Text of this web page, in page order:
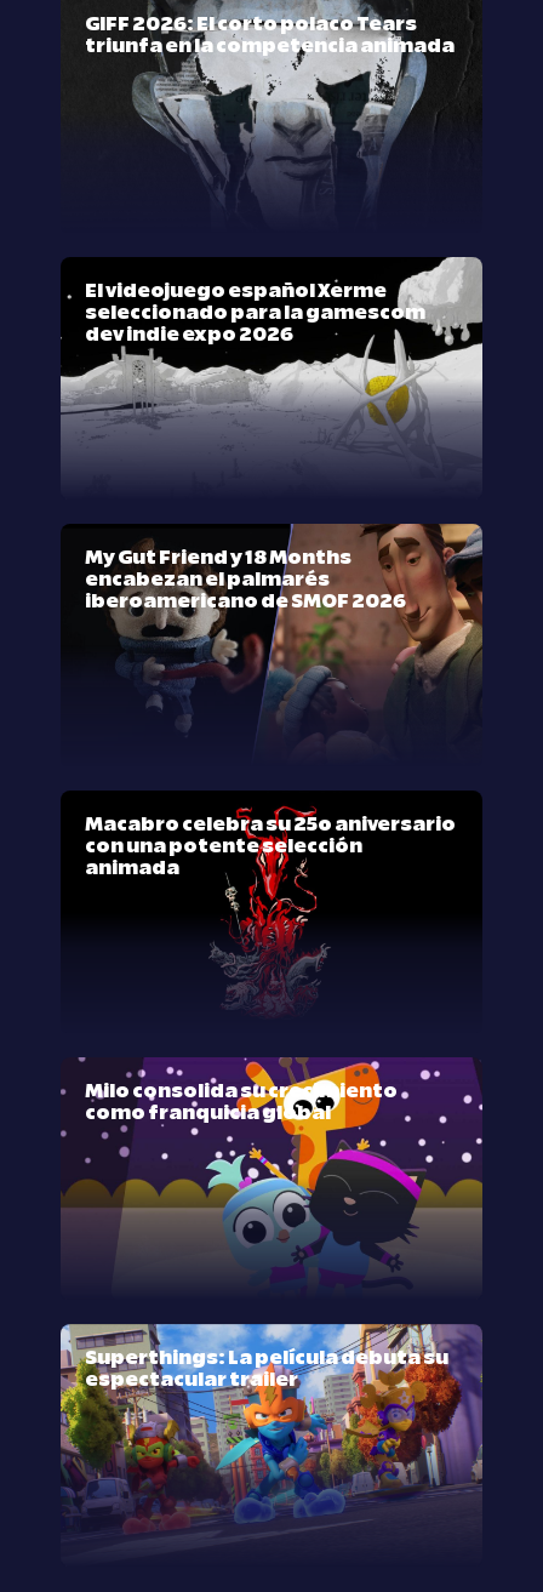
GIFF 2026: El corto polaco Tears
triunfa en la competencia animada
El videojuego español Xerme
seleccionado para la gamescom
dev indie expo 2026
My Gut Friend y 18 Months
encabezan el palmarés
iberoamericano de SMOF 2026
Macabro celebra su 25º aniversario
con una potente selección
animada
Milo consolida su crecimiento
como franquicia global
Superthings: La película debuta su
espectacular trailer